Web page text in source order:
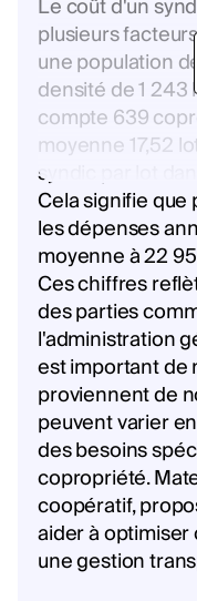
Le coût d'un
plusieurs
une population
densité de 1 243
compte 639
moyenne 17,52
syndic par lot
Cela signifie
les dépenses
moyenne à 22
Ces chiffres
des parties
l'administration
est important de
proviennent de
peuvent varier
des besoins
copropriété.
coopératif,
aider à
une gestion